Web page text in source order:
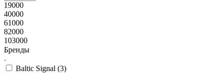
19000
40000
61000
82000
103000
Бренды
Baltic Signal (3)